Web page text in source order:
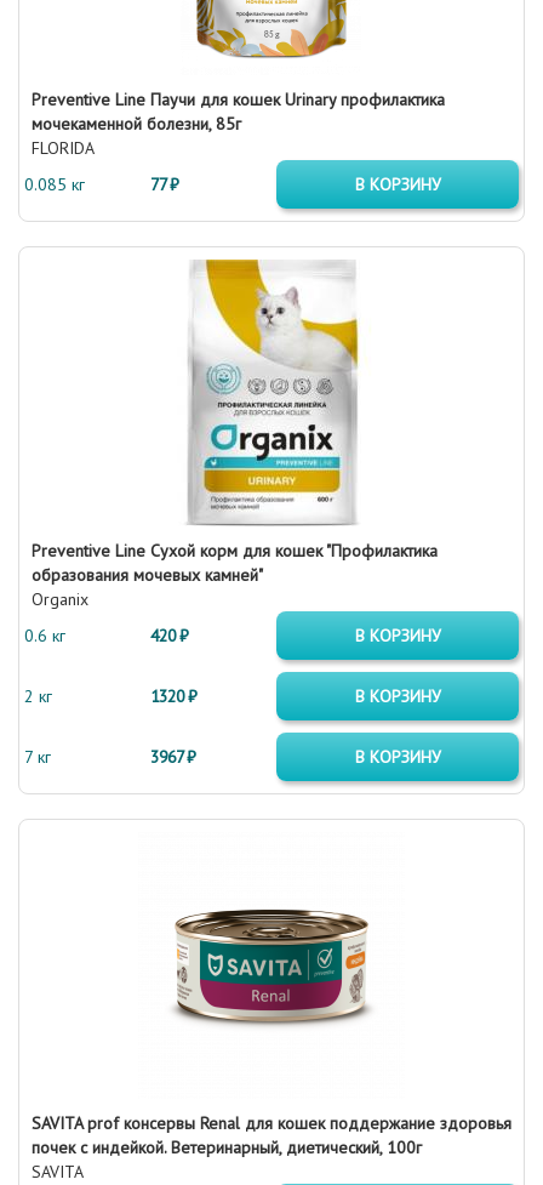
Preventive Line Паучи для кошек Urinary профилактика
мочекаменной болезни, 85г
FLORIDA
0.085 кг
77 ₽ В КОРЗИНУ
Preventive Line Сухой корм для кошек "Профилактика
образования мочевых камней"
Organix
0.6 кг
420 ₽ В КОРЗИНУ
2 кг 1320 ₽ В КОРЗИНУ
7 кг 3967 ₽ В КОРЗИНУ
SAVITA prof консервы Renal для кошек поддержание здоровья
почек с индейкой. Ветеринарный, диетический, 100г
SAVITA